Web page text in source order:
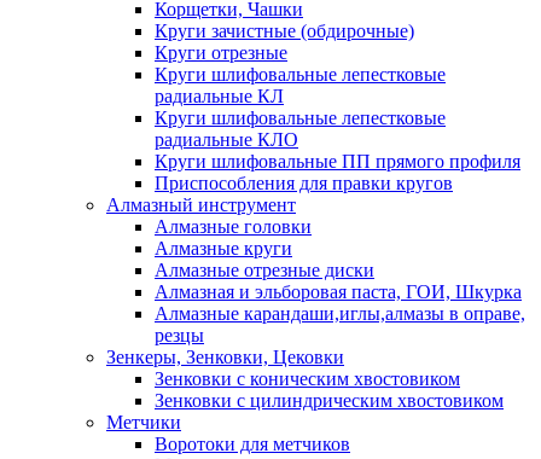
Корщетки, Чашки
Круги зачистные (обдирочные)
Круги отрезные
Круги шлифовальные лепестковые
радиальные КЛ
Круги шлифовальные лепестковые
радиальные КЛО
Круги шлифовальные ПП прямого профиля
Приспособления для правки кругов
Алмазный инструмент
Алмазные головки
Алмазные круги
Алмазные отрезные диски
Алмазная и эльборовая паста, ГОИ, Шкурка
Алмазные карандаши,иглы,алмазы в оправе,
резцы
Зенкеры, Зенковки, Цековки
Зенковки с коническим хвостовиком
Зенковки с цилиндрическим хвостовиком
Метчики
Воротоки для метчиков